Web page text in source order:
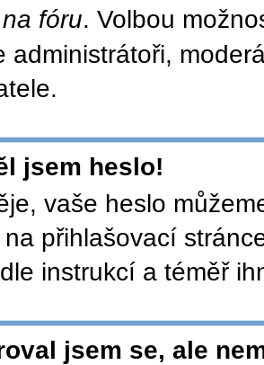
fóru. Volbou
administrátoři,
jsem heslo!
vaše heslo
na přihlašovací
instrukcí a téměř
jsem se, ale